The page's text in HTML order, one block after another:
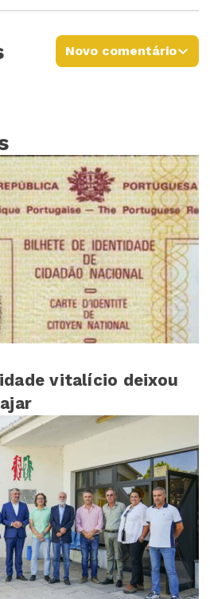
Novo comentário
vitalício deixou